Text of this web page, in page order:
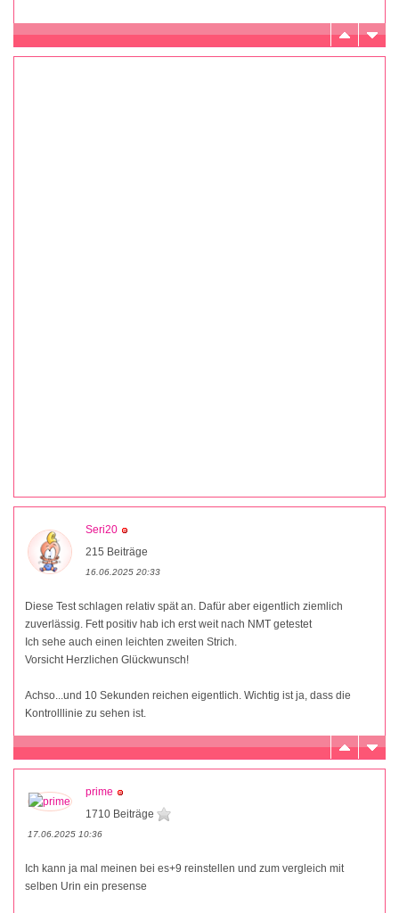
Seri20
215 Beiträge
16.06.2025 20:33
Diese Test schlagen relativ spät an. Dafür aber eigentlich ziemlich
zuverlässig. Fett positiv hab ich erst weit nach NMT getestet
Ich sehe auch einen leichten zweiten Strich.
Vorsicht Herzlichen Glückwunsch!
Achso...und 10 Sekunden reichen eigentlich. Wichtig ist ja, dass die
Kontrolllinie zu sehen ist.
prime
1710 Beiträge
17.06.2025 10:36
Ich kann ja mal meinen bei es+9 reinstellen und zum vergleich mit
selben Urin ein presense